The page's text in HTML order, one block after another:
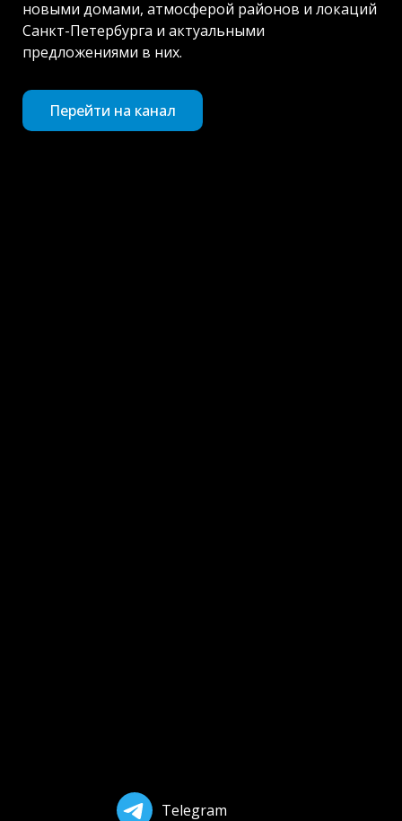
Telegram
новыми домами, атмосферой районов и локаций
Санкт-Петербурга и актуальными
предложениями в них.
Перейти на канал